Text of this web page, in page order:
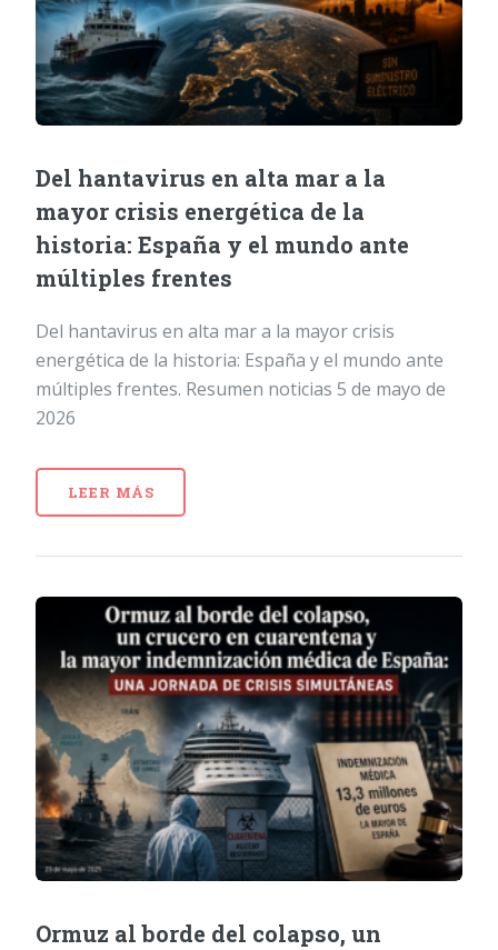
Del hantavirus en alta mar a la
mayor crisis energética de la
historia: España y el mundo ante
múltiples frentes
Del hantavirus en alta mar a la mayor crisis
energética de la historia: España y el mundo ante
múltiples frentes. Resumen noticias 5 de mayo de
2026
LEER MÁS
Ormuz al borde del colapso, un